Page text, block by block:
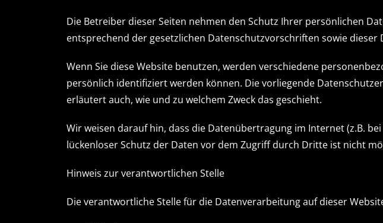
Die Betreiber dieser Seiten nehmen den Schutz Ihrer persönlichen
entsprechend der gesetzlichen Datenschutzvorschriften sowie dieser
Wenn Sie diese Website benutzen, werden verschiedene
persönlich identifiziert werden können. Die vorliegende
erläutert auch, wie und zu welchem Zweck das geschieht.
Wir weisen darauf hin, dass die Datenübertragung im Internet (z.B.
lückenloser Schutz der Daten vor dem Zugriff durch Dritte ist nicht
Hinweis zur verantwortlichen Stelle
Die verantwortliche Stelle für die Datenverarbeitung auf dieser